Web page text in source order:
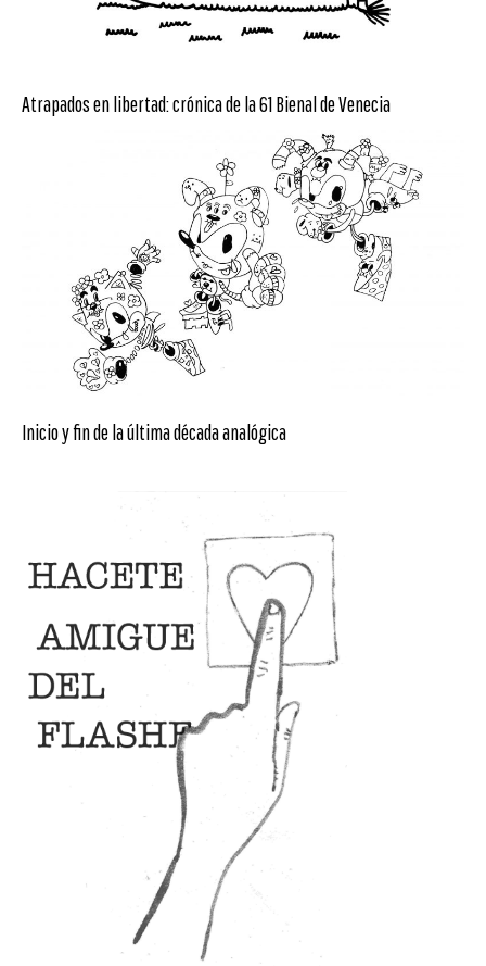
Atrapados en libertad: crónica de la 61 Bienal de Venecia
Inicio y fin de la última década analógica